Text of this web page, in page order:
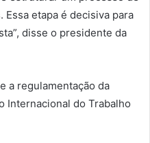
etapa é decisiva para
disse o presidente da
a regulamentação da
Internacional do Trabalho